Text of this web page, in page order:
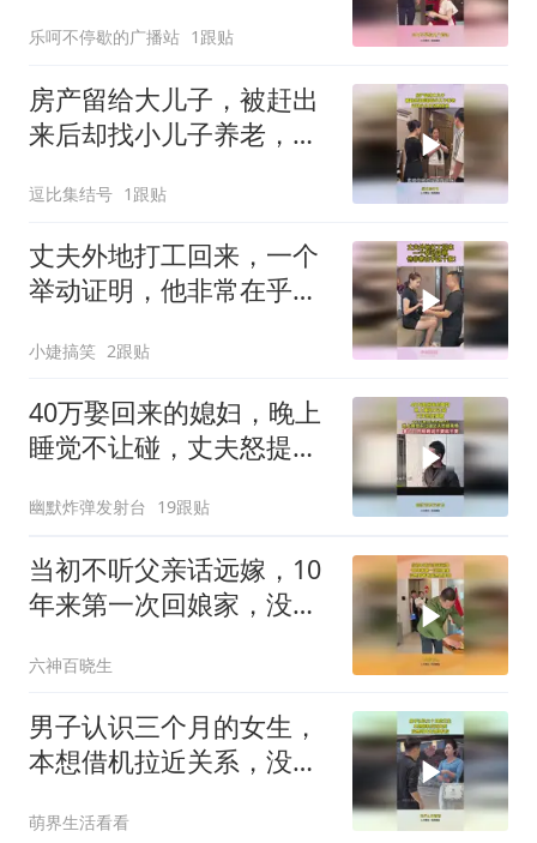
乐呵不停歇的广播站 1跟贴
房产留给大儿子，被赶出
来后却找小儿子养老，还
逗比集结号 1跟贴
丈夫外地打工回来，一个
举动证明，他非常在乎这
小婕搞笑 2跟贴
40万娶回来的媳妇，晚上
睡觉不让碰，丈夫怒提离
幽默炸弹发射台 19跟贴
当初不听父亲话远嫁，10
年来第一次回娘家，没想
六神百晓生
男子认识三个月的女生，
本想借机拉近关系，没想
萌界生活看看